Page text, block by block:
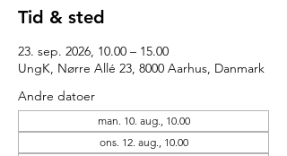
Tid & sted
23. sep. 2026, 10.00 – 15.00
UngK, Nørre Allé 23, 8000 Aarhus, Danmark
Andre datoer
man. 10. aug., 10.00
ons. 12. aug., 10.00